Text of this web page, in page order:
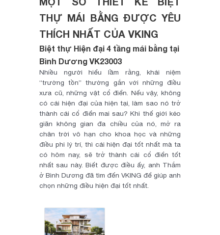
THỰ MÁI BẰNG ĐƯỢC YÊU
THÍCH NHẤT CỦA VKING
Biệt thự Hiện đại 4 tầng mái bằng tại
Bình Dương VK23003
Nhiều người hiểu lầm rằng, khái niệm
“trường tồn” thường gắn với những điều
xưa cũ, những vật cổ điển. Nếu vậy, không
có cái hiện đại của hiện tại, làm sao nó trở
thành cái cổ điển mai sau? Khi thế giới kéo
giãn không gian đa chiều của nó, mở ra
chân trời vô hạn cho khoa học và những
điều phi lý trí, thì cái hiện đại tốt nhất mà ta
có hôm nay, sẽ trở thành cái cổ điển tốt
nhất sau này. Biết được điều ấy, anh Thắm
ở Bình Dương đã tìm đến VKING để giúp anh
chọn những điều hiện đại tốt nhất.